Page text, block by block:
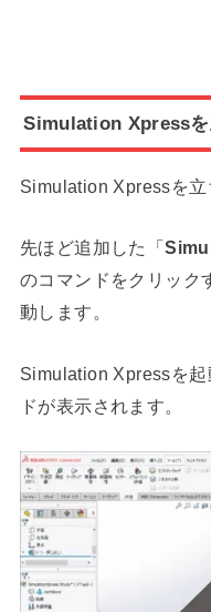
Simulation Xpressを
Simulation Xpressを立
先ほど追加した「
のコマンドをクリック
動します。
Simulation Xpressを
ドが表示されます。